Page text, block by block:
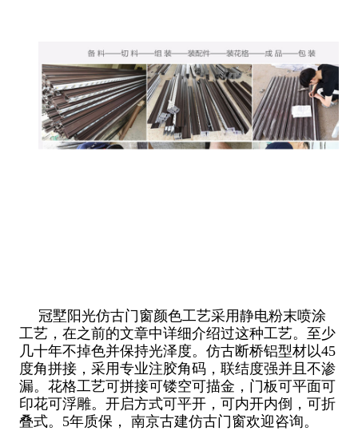
冠墅阳光仿古门窗颜色工艺采用静电粉末喷涂
工艺，在之前的文章中详细介绍过这种工艺。至少
几十年不掉色并保持光泽度。仿古断桥铝型材以45
度角拼接，采用专业注胶角码，联结度强并且不渗
漏。花格工艺可拼接可镂空可描金，门板可平面可
印花可浮雕。开启方式可平开，可内开内倒，可折
叠式。5年质保， 南京古建仿古门窗欢迎咨询。